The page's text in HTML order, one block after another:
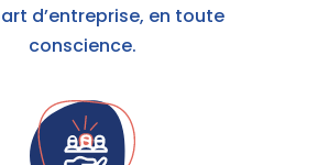
d’entreprise, en toute
conscience.